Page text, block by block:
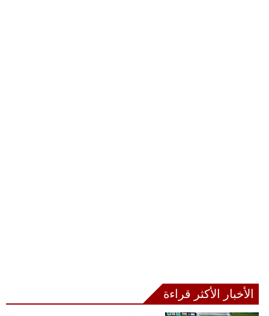
الأخبار الأكثر قراءة